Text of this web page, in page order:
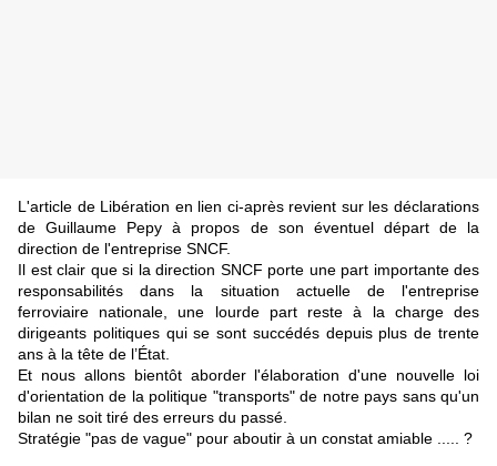
L'article de Libération en lien ci-aprèsrevient sur les déclarations
de Guillaume Pepy à propos de son éventuel départ de la
direction de l'entreprise SNCF.
Il est clair que si la direction SNCF porte une part importante des
responsabilités dans la situation actuelle de l'entreprise
ferroviaire nationale, une lourde part reste à la charge des
dirigeants politiques qui se sont succédés depuis plus de trente
ans à la tête de l’État.
Et nous allons bientôt aborder l'élaboration d'une nouvelle loi
d'orientation de la politique "transports" de notre pays sans qu'un
bilan ne soit tiré des erreurs du passé.
Stratégie "pas de vague" pour aboutir à un constat amiable ..... ?